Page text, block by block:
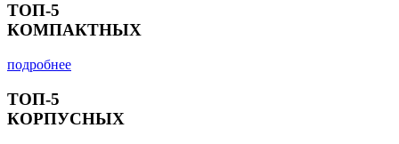
ТОП-5
КОМПАКТНЫХ
подробнее
ТОП-5
КОРПУСНЫХ